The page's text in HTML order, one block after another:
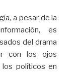
a pesar de la
es
del drama
con los ojos
los políticos en